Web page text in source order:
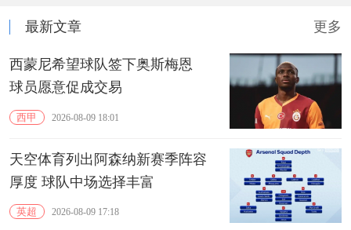
最新文章 更多
西蒙尼希望球队签下奥斯梅恩
球员愿意促成交易
西甲 2026-08-09 18:01
天空体育列出阿森纳新赛季阵容
厚度 球队中场选择丰富
英超 2026-08-09 17:18